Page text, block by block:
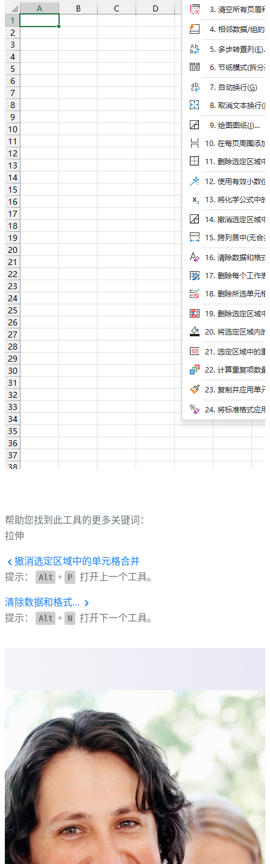
帮助您找到此工具的更多关键词：
拉伸
撤消选定区域中的单元格合并
提示：
Alt + P 打开上一个工具。
清除数据和格式...
提示：
Alt + N 打开下一个工具。